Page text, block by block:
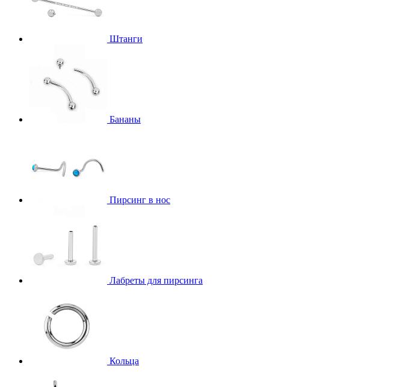
Штанги
Бананы
Пирсинг в нос
Лабреты для пирсинга
Кольца